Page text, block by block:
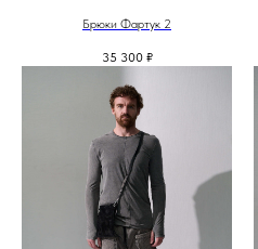
Брюки Фартук 2
35 300 ₽